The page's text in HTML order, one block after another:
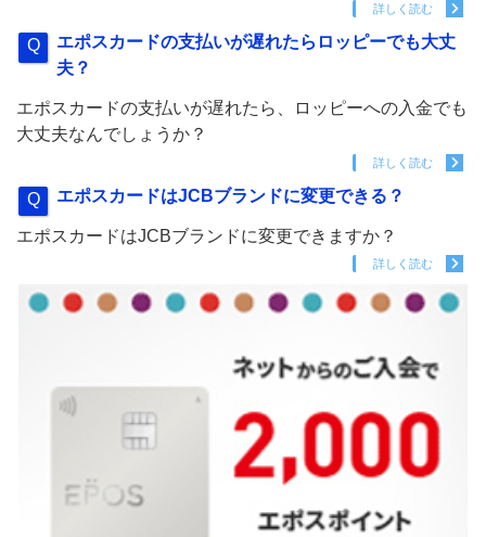
詳しく読む
エポスカードの支払いが遅れたらロッピーでも大丈
夫？
エポスカードの支払いが遅れたら、ロッピーへの入金でも
大丈夫なんでしょうか？
詳しく読む
エポスカードはJCBブランドに変更できる？
エポスカードはJCBブランドに変更できますか？
詳しく読む